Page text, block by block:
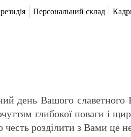
Персональний склад
день Вашого славетного
глибокої поваги і
розділити з Вами це